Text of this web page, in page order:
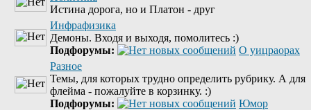
Истина дорога, но и Платон - друг
Инфрафизика
Демоны. Входя и выходя, помолитесь :)
Подфорумы:
О уицраорах
Разное
Темы, для которых трудно определить рубрику. А для
флейма - пожалуйте в корзинку. :)
Подфорумы:
Юмор